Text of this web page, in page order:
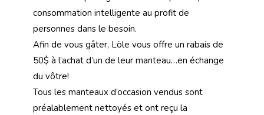
consommation intelligente au profit de
personnes dans le besoin.
Afin de vous gâter, Löle vous offre un rabais de
50$ à l’achat d’un de leur manteau…en échange
du vôtre!
Tous les manteaux d’occasion vendus sont
préalablement nettoyés et ont reçu la